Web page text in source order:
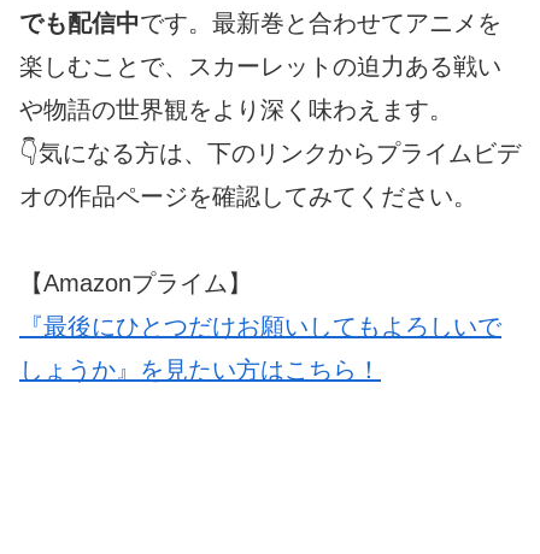
でも配信中です。最新巻と合わせてアニメを
楽しむことで、スカーレットの迫力ある戦い
や物語の世界観をより深く味わえます。
👇気になる方は、下のリンクからプライムビデ
オの作品ページを確認してみてください。
【Amazonプライム】
『最後にひとつだけお願いしてもよろしいで
しょうか』を見たい方はこちら！